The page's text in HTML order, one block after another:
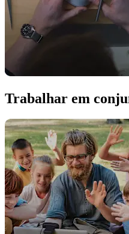
Trabalhar em